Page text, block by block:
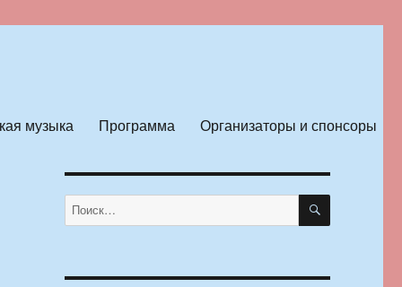
музыка Программа Организаторы и спонсоры
Искать: ПОИСК